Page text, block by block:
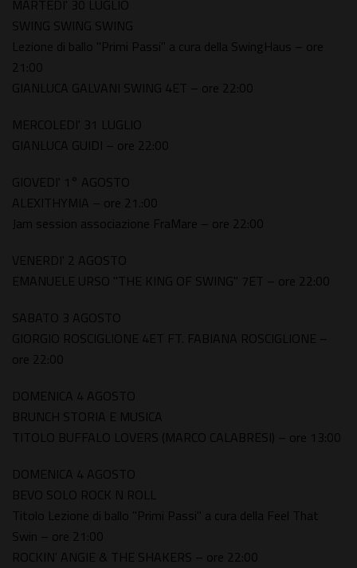
MARTEDI' 30 LUGLIO
SWING SWING SWING
Lezione di ballo "Primi Passi" a cura della SwingHaus – ore
21:00
GIANLUCA GALVANI SWING 4ET – ore 22:00
MERCOLEDI' 31 LUGLIO
GIANLUCA GUIDI – ore 22:00
GIOVEDI' 1° AGOSTO
ALEXITHYMIA – ore 21.:00
Jam session associazione FraMare – ore 22:00
VENERDI' 2 AGOSTO
EMANUELE URSO "THE KING OF SWING" 7ET – ore 22:00
SABATO 3 AGOSTO
GIORGIO ROSCIGLIONE 4ET FT. FABIANA ROSCIGLIONE –
ore 22:00
DOMENICA 4 AGOSTO
BRUNCH STORIA E MUSICA
TITOLO BUFFALO LOVERS (MARCO CALABRESI) – ore 13:00
DOMENICA 4 AGOSTO
BEVO SOLO ROCK N ROLL
Titolo Lezione di ballo "Primi Passi" a cura della Feel That
Swin – ore 21:00
ROCKIN' ANGIE & THE SHAKERS – ore 22:00